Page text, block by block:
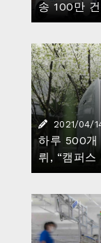
송 100만
2021/04/
하루 500개
뤼, “캠퍼스